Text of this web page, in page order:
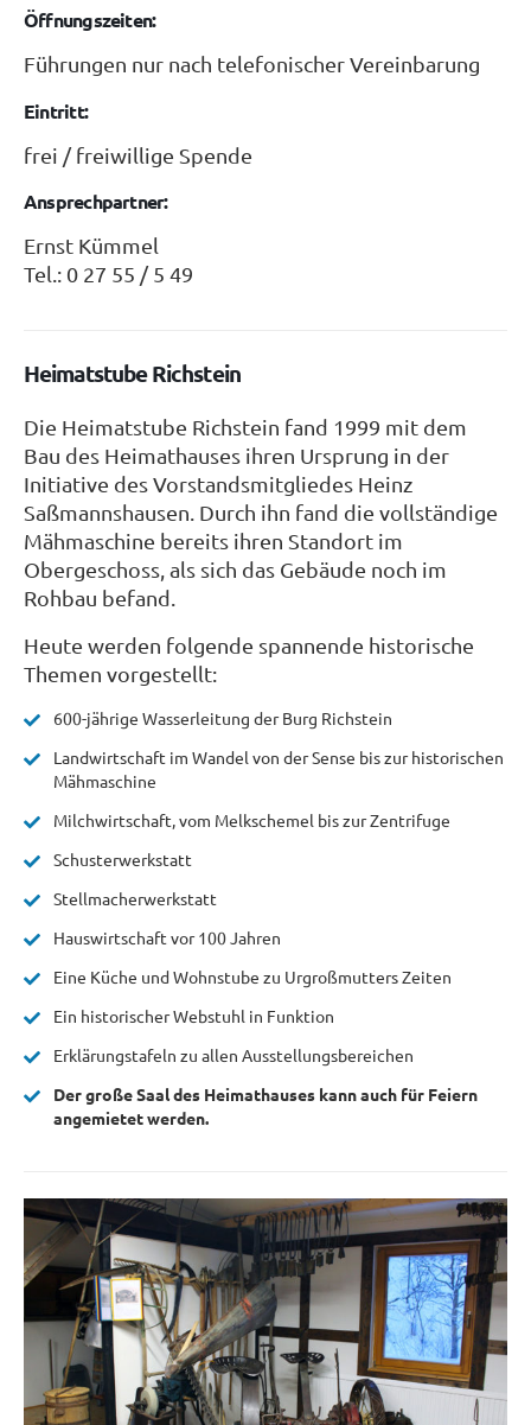
Öffnungszeiten:
Führungen nur nach telefonischer Vereinbarung
Eintritt:
frei / freiwillige Spende
Ansprechpartner:
Ernst Kümmel
Tel.: 0 27 55 / 5 49
Heimatstube Richstein
Die Heimatstube Richstein fand 1999 mit dem
Bau des Heimathauses ihren Ursprung in der
Initiative des Vorstandsmitgliedes Heinz
Saßmannshausen. Durch ihn fand die vollständige
Mähmaschine bereits ihren Standort im
Obergeschoss, als sich das Gebäude noch im
Rohbau befand.
Heute werden folgende spannende historische
Themen vorgestellt:
600-jährige Wasserleitung der Burg Richstein
Landwirtschaft im Wandel von der Sense bis zur historischen
Mähmaschine
Milchwirtschaft, vom Melkschemel bis zur Zentrifuge
Schusterwerkstatt
Stellmacherwerkstatt
Hauswirtschaft vor 100 Jahren
Eine Küche und Wohnstube zu Urgroßmutters Zeiten
Ein historischer Webstuhl in Funktion
Erklärungstafeln zu allen Ausstellungsbereichen
Der große Saal des Heimathauses kann auch für Feiern
angemietet werden.